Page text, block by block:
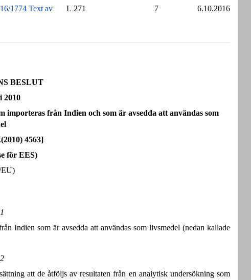
1774 Text av
L 271 7 6.10.2016
BESLUT
2010
från Indien och som är avsedda att användas som
4563]
för EES)
EU)
Indien som är avsedda att användas som livsmedel (nedan kallade
att de åtföljs av resultaten från en analytisk undersökning som